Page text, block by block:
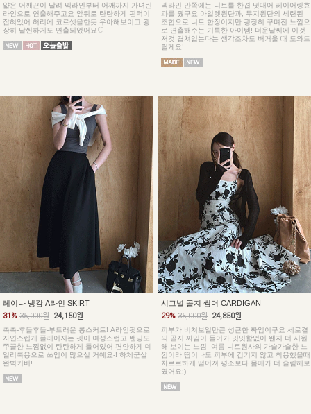
얇은 어깨끈이 달려 넥라인부터 어깨까지 가녀린
라인으로 연출해주고요 앞뒤로 탄탄하게 핀턱이
잡혀있어 허리에 코르셋을한듯 우아해보이고 굉
장히 날씬하게도 연출되었어요♡
넥라인 안쪽에는 니트를 한겹 덧대어 레이어링효
과를 줬구요 아일렛원단과, 무지원단의 세련된
조합으로 니트 한장이지만 굉장히 꾸며진 느낌으
로 연출해주는 기특한 아이템! 더운날씨에 이것
저것 겹쳐입는다는 생각조차도 버거울 때 도와드
릴게요!
레이나 냉감 A라인 SKIRT
31% 35,000원 24,150원
촉촉-후들후들-부드러운 롱스커트! A라인핏으로
자연스렙게 플레어지는 핏이 여성스럽고 밴딩도
쭈끌한 느낌없이 탄탄하게 들어있어 편안하게 데
일리룩용으로 쓰임이 많으실 거예요-! 하체군살
완벽커버!
시그널 골지 썸머 CARDIGAN
29% 35,000원 24,850원
피부가 비쳐보일만큰 성근한 짜임이구요 세로결
의 골지 짜임이 들어가 밋밋함없이 왠지 더 시원
해 보이는 느낌- 여름 니트원사의 가슬가슬한 느
낌이라 땀이나도 피부에 감기지 않고 착용했을때
차르르하게 떨어져 평소보다 몸매가 더 슬림해보
였어요:)